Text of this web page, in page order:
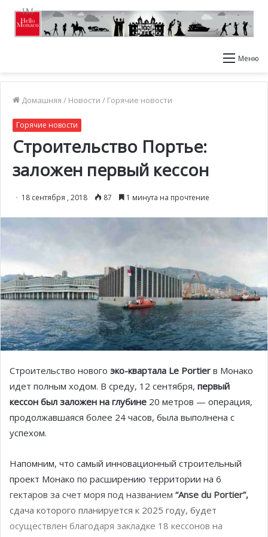
Меню
Домашняя / Новости / Горячие новости
Горячие новости
Строительство Портье:
заложен первый кессон
18 сентября , 2018 87 1 минута на прочтение
Строительство нового эко-квартала Le Portier в Монако
идет полным ходом. В среду, 12 сентября, первый
кессон был заложен на глубине 20 метров — операция,
продолжавшаяся более 24 часов, была выполнена с
успехом.
Напомним, что самый инновационный строительный
проект Монако по расширению территории на 6
гектаров за счет моря под названием “Anse du Portier”,
сдача которого планируется к 2025 году, будет
осуществлен благодаря закладке 18 кессонов на